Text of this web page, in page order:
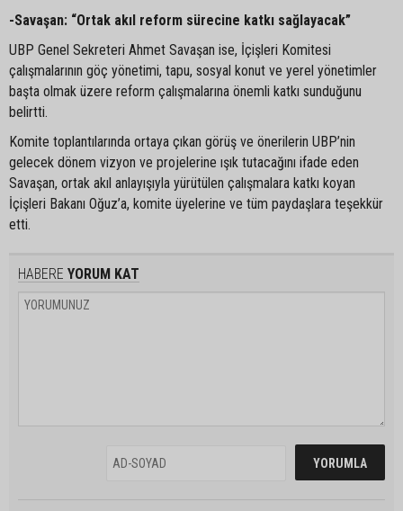
-Savaşan: “Ortak akıl reform sürecine katkı sağlayacak”
UBP Genel Sekreteri Ahmet Savaşan ise, İçişleri Komitesi
çalışmalarının göç yönetimi, tapu, sosyal konut ve yerel yönetimler
başta olmak üzere reform çalışmalarına önemli katkı sunduğunu
belirtti.
Komite toplantılarında ortaya çıkan görüş ve önerilerin UBP’nin
gelecek dönem vizyon ve projelerine ışık tutacağını ifade eden
Savaşan, ortak akıl anlayışıyla yürütülen çalışmalara katkı koyan
İçişleri Bakanı Oğuz’a, komite üyelerine ve tüm paydaşlara teşekkür
etti.
HABERE YORUM KAT